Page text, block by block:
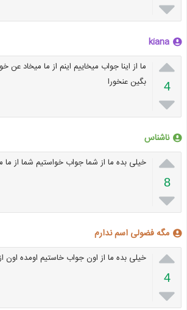

kiana

4

ما از اینا جواب میخاییم اینم از ما میخاد
بگین عنخورا
ناشناس

8

خیلی بده ما از شما جواب خواستیم شما از ما
مگه فضولی اسم ندارم

4

خیلی بده ما از اون جواب خاستیم اومده اون